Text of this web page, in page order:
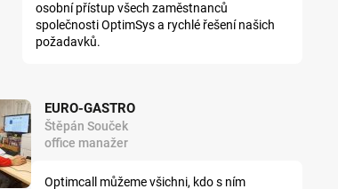
osobní přístup všech zaměstnanců
společnosti OptimSys a rychlé řešení našich
požadavků.
EURO-GASTRO
Štěpán Souček
office manažer
Optimcall můžeme všichni, kdo s ním